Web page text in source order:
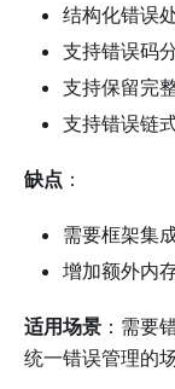
结构化错误
支持错误码
支持保留完
支持错误链
缺点 ：
需要框架集
增加额外内
适用场景 ：需要
统一错误管理的